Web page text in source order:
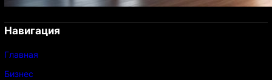
Навигация
Главная
Бизнес